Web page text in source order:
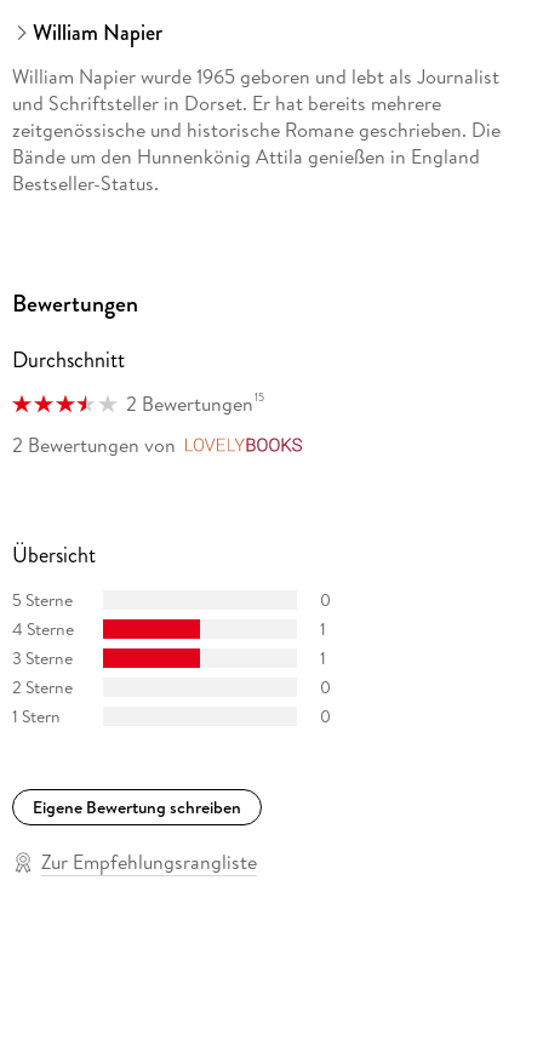
William Napier
William Napier wurde 1965 geboren und lebt als Journalist
und Schriftsteller in Dorset. Er hat bereits mehrere
zeitgenössische und historische Romane geschrieben. Die
Bände um den Hunnenkönig Attila genießen in England
Bestseller-Status.
Bewertungen
Durchschnitt
2 Bewertungen15
2 Bewertungen von
Übersicht
5 Sterne
0
4 Sterne
1
3 Sterne
1
2 Sterne
0
1 Stern
0
Eigene Bewertung schreiben
Zur Empfehlungsrangliste